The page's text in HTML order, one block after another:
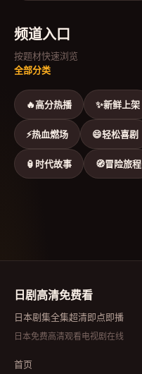
频道入口
按题材快速浏览
全部分类
🔥高分热播 ✨新鲜上架
⚡热血燃场 😄轻松喜剧
🏮 时代故事 🧭冒险旅程
日剧高清免费看
日本剧集全集超清即点即播
日本免费高清观看电视剧在线
首页